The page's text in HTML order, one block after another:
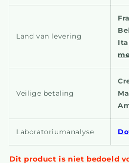
Land van levering
Veilige betaling
Laboratoriumanalyse
Dit product is niet bedoeld